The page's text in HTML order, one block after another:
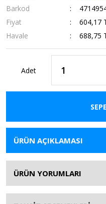
Barkod
Fiyat
604,17
Havale
688,75
Adet
ÜRÜN AÇIKLAMASI
ÜRÜN YORUMLARI